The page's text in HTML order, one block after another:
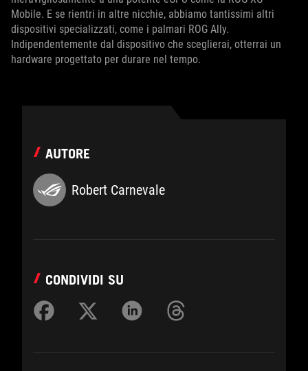
Mobile. E se rientri in altre nicchie, abbiamo tantissimi altri
dispositivi specializzati, come i palmari ROG Ally.
Indipendentemente dal dispositivo che sceglierai, otterrai un
hardware progettato per durare nel tempo.
AUTORE
Robert Carnevale
CONDIVIDI SU